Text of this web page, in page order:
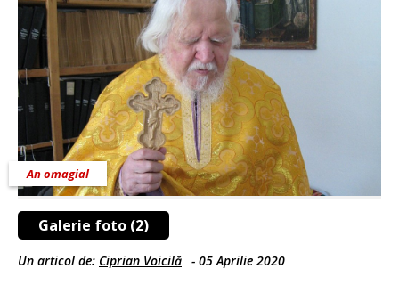
Galerie foto (2)
An omagial
Un articol de: Ciprian Voicilă - 05 Aprilie 2020